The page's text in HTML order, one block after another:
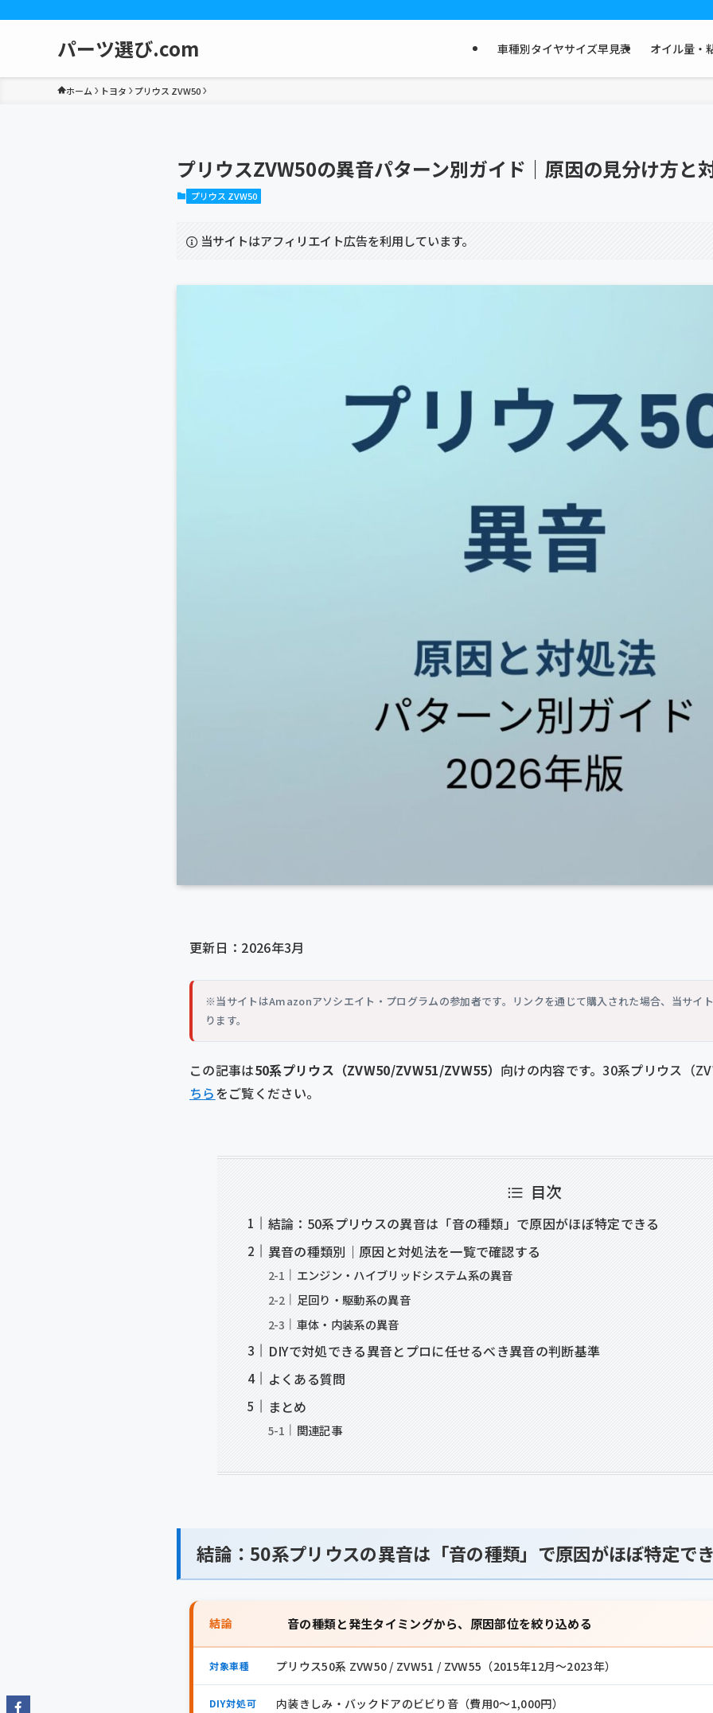
パーツ選び.com 車種別タイヤサイズ早見表 オイル量・
ホーム トヨタ プリウス ZVW50
プリウスZVW50の異音パターン別ガイド｜原因の見分け方と
プリウス ZVW50
当サイトはアフィリエイト広告を利用しています。
更新日：2026年3月
※当サイトはAmazonアソシエイト・プログラムの参加者です。リンクを通じて購入された場合、当サイ
ります。
この記事は50系プリウス（ZVW50/ZVW51/ZVW55） 向けの内容です。30系プリウス（
ちらをご覧ください。
目次
結論：50系プリウスの異音は「音の種類」で原因がほぼ特定できる
異音の種類別｜原因と対処法を一覧で確認する
エンジン・ハイブリッドシステム系の異音
足回り・駆動系の異音
車体・内装系の異音
DIYで対処できる異音とプロに任せるべき異音の判断基準
よくある質問
まとめ
関連記事
結論：50系プリウスの異音は「音の種類」で原因がほぼ特定で
結論 音の種類と発生タイミングから、原因部位を絞り込める
対象車種 プリウス50系 ZVW50 / ZVW51 / ZVW55（2015年12月〜2023年）
DIY対処可 内装きしみ・バックドアのビビり音（費用0〜1,000円）